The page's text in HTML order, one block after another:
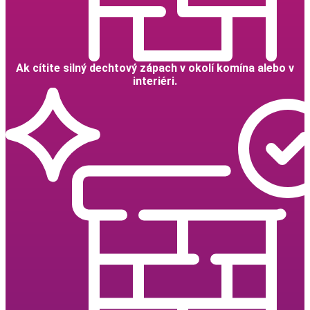
Ak cítite silný dechtový zápach v okolí komína alebo v
interiéri.